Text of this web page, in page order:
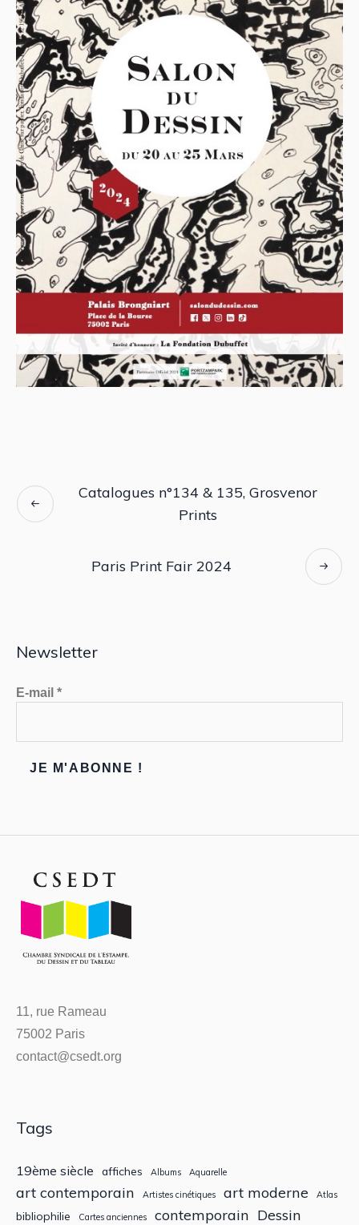
Catalogues n°134 & 135, Grosvenor
Prints
Paris Print Fair 2024
Newsletter
E-mail *
11, rue Rameau
75002 Paris
contact@csedt.org
Tags
19ème siècle affiches Albums Aquarelle
art contemporain Artistes cinétiques art moderne Atlas
bibliophilie Cartes anciennes contemporain Dessin